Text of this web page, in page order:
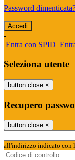
Password
-
Entra con SPID
Seleziona utente
button close ×
Recupero
button close ×
all'indirizzo indicato con